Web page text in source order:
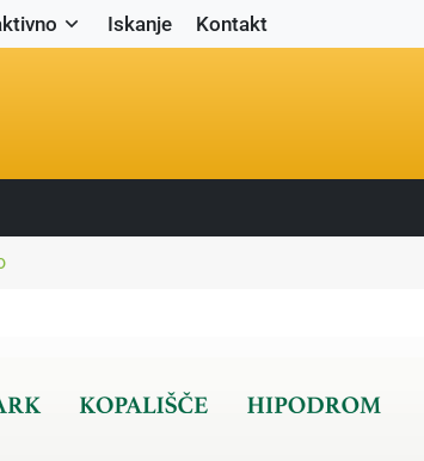
Iskanje Kontakt